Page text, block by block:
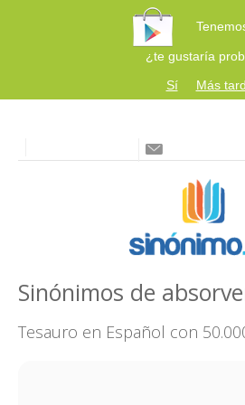
¿te gustaría
Sí
Más
Sinónimos de
Tesauro en Español con